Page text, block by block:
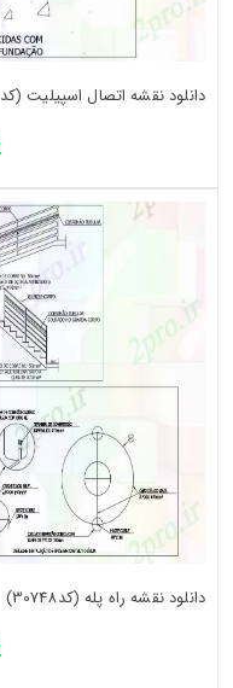
دانلود نقشه اتصال اسپیلیت (کد30750)
دانلود نقشه راه پله (کد30748)